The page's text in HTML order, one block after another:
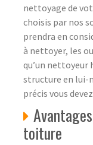
nettoyage de
choisis par nos
prendra en
à nettoyer, les
qu’un nettoyeur
structure en lui-
précis vous
toiture